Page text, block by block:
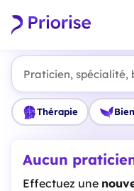
Praticien, spécialité,
Thérapie
Aucun
Effectuez une